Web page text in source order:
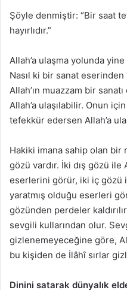
Şöyle denmiştir: “Bir saat
hayırlıdır.”
Allah’a ulaşma yolunda
Nasıl ki bir sanat
Allah’ın muazzam bir
Allah’a ulaşılabilir. Onun
tefekkür edersen Allah’a
Hakiki imana sahip olan bir
gözü vardır. İki dış gözü ile
eserlerini görür, iki iç gözü
yaratmış olduğu eserleri
gözünden perdeler
sevgili kullarından olur.
gizlenemeyeceğine göre,
bu kişiden de İlâhî sırlar
Dinini satarak dünyalık